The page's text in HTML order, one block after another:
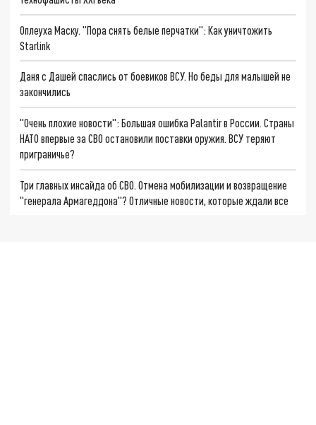
Оплеуха Маску. "Пора снять белые перчатки": Как уничтожить
Starlink
Даня с Дашей спаслись от боевиков ВСУ. Но беды для малышей не
закончились
"Очень плохие новости": Большая ошибка Palantir в России. Страны
НАТО впервые за СВО остановили поставки оружия. ВСУ теряют
приграничье?
Три главных инсайда об СВО. Отмена мобилизации и возвращение
"генерала Армагеддона"? Отличные новости, которые ждали все